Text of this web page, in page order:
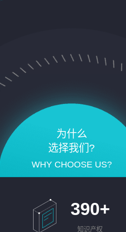
为什么
选择我们?
WHY CHOOSE US?
390+
知识产权